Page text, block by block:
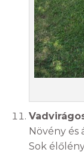
Növény és
Sok